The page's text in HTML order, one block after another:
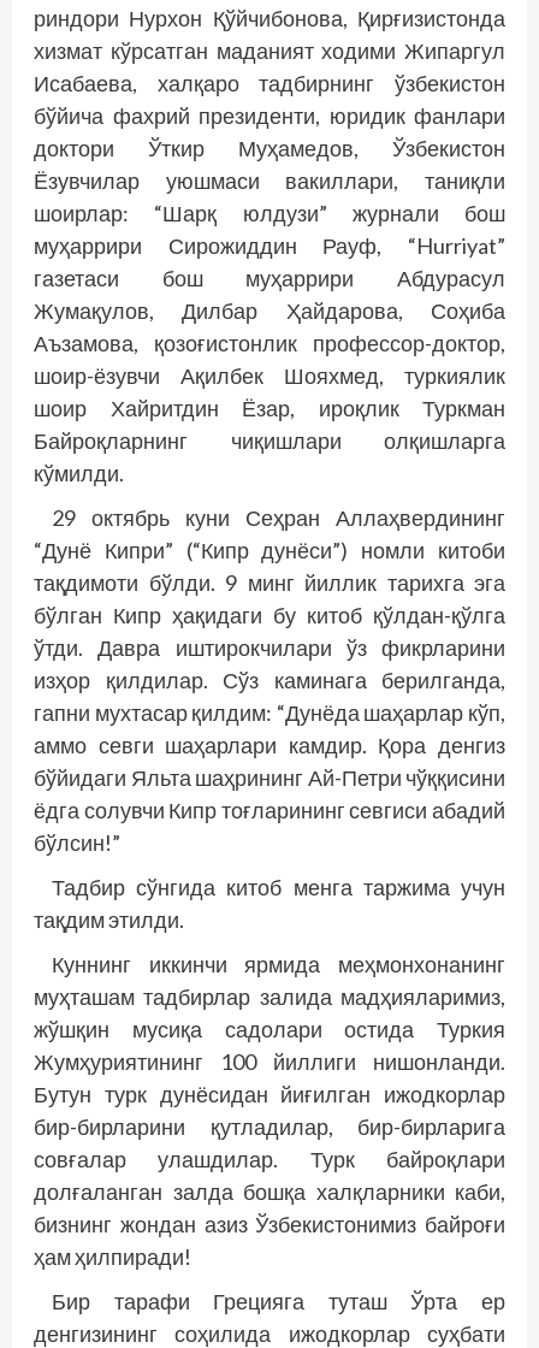
риндори Нурхон Қўйчибонова, Қирғизистонда
хизмат кўрсатган маданият ходими Жипаргул
Исабаева, халқаро тадбирнинг ўзбекистон
бўйича фахрий президенти, юридик фанлари
доктори Ўткир Муҳамедов, Ўзбекистон
Ёзувчилар уюшмаси вакиллари, таниқли
шоирлар: “Шарқ юлдузи” журнали бош
муҳаррири Сирожиддин Рауф, “Hurriyat”
газетаси бош муҳаррири Абдурасул
Жумақулов, Дилбар Ҳайдарова, Соҳиба
Аъзамова, қозоғистонлик профессор-доктор,
шоир-ёзувчи Ақилбек Шояхмед, тур­киялик
шоир Хайритдин Ёзар, ироқлик Турк­ман
Байроқларнинг чиқишлари олқишларга
кўмилди.
29 октябрь куни Сеҳран Аллаҳвердининг
“Дунё Кипри” (“Кипр дунёси”) номли китоби
тақдимоти бўлди. 9 минг йиллик тарихга эга
бўлган Кипр ҳақидаги бу китоб қўлдан-қўлга
ўтди. Давра иштирокчилари ўз фикрларини
изҳор қилдилар. Сўз каминага берилганда,
гапни мухтасар қилдим: “Дунёда шаҳарлар кўп,
аммо севги шаҳарлари камдир. Қора денгиз
бўйидаги Яльта шаҳрининг Ай-Петри чўққисини
ёдга солувчи Кипр тоғларининг севгиси абадий
бўлсин!”
Тадбир сўнгида китоб менга таржима учун
тақдим этилди.
Куннинг иккинчи ярмида меҳмонхонанинг
муҳташам тадбирлар залида мадҳияларимиз,
жўшқин мусиқа садолари остида Туркия
Жумҳуриятининг 100 йиллиги нишонланди.
Бутун турк дунёсидан йиғилган ижодкорлар
бир-бирларини қутладилар, бир-бирларига
совғалар улашдилар. Турк байроқлари
долғаланган залда бошқа халқларники каби,
бизнинг жондан азиз Ўзбекистонимиз байроғи
ҳам ҳилпиради!
Бир тарафи Грецияга туташ Ўрта ер
денгизининг соҳилида ижодкорлар суҳбати